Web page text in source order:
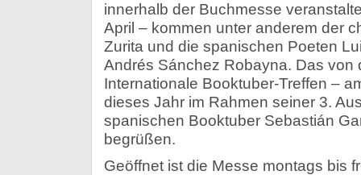
innerhalb der Buchmesse
April – kommen unter anderem der
Zurita und die spanischen Poeten
Andrés Sánchez Robayna. Das von
Internationale Booktuber-Treffen –
dieses Jahr im Rahmen seiner 3.
spanischen Booktuber Sebastián
begrüßen.
Geöffnet ist die Messe montags bis